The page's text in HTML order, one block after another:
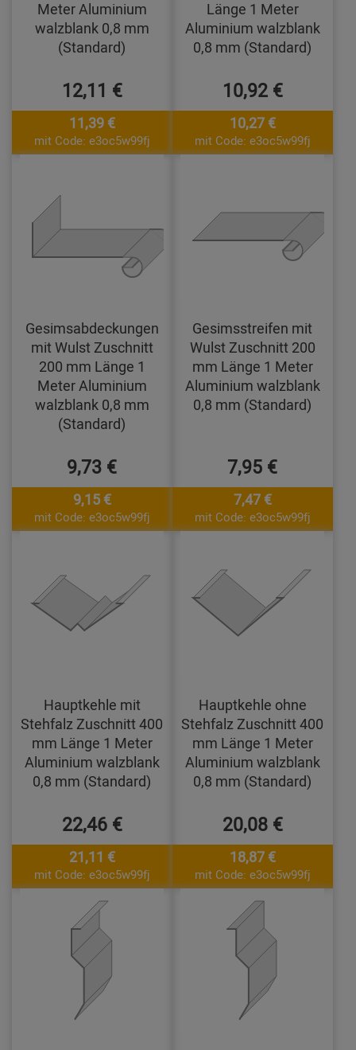
Meter Aluminium
walzblank 0,8 mm
(Standard)
12,11 €
11,39 €
mit Code: e3oc5w99fj
Länge 1 Meter
Aluminium walzblank
0,8 mm (Standard)
10,92 €
10,27 €
mit Code: e3oc5w99fj
Gesimsabdeckungen
mit Wulst Zuschnitt
200 mm Länge 1
Meter Aluminium
walzblank 0,8 mm
(Standard)
9,73 €
9,15 €
mit Code: e3oc5w99fj
Gesimsstreifen mit
Wulst Zuschnitt 200
mm Länge 1 Meter
Aluminium walzblank
0,8 mm (Standard)
7,95 €
7,47 €
mit Code: e3oc5w99fj
Hauptkehle mit
Stehfalz Zuschnitt 400
mm Länge 1 Meter
Aluminium walzblank
0,8 mm (Standard)
22,46 €
21,11 €
mit Code: e3oc5w99fj
Hauptkehle ohne
Stehfalz Zuschnitt 400
mm Länge 1 Meter
Aluminium walzblank
0,8 mm (Standard)
20,08 €
18,87 €
mit Code: e3oc5w99fj